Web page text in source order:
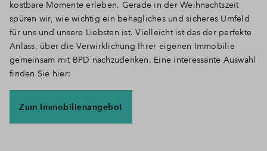
kostbare Momente erleben. Gerade in der Weihnachtszeit
spüren wir, wie wichtig ein behagliches und sicheres Umfeld
für uns und unsere Liebsten ist. Vielleicht ist das der perfekte
Anlass, über die Verwirklichung Ihrer eigenen Immobilie
gemeinsam mit BPD nachzudenken. Eine interessante Auswahl
finden Sie hier:
Zum Immobilienangebot